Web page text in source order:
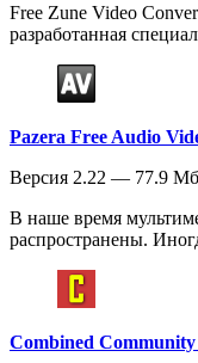
Free Zune Video
разработанная
Pazera Free Audio
Версия 2.22 — 77.9 Мб
В наше время
распространены.
Combined